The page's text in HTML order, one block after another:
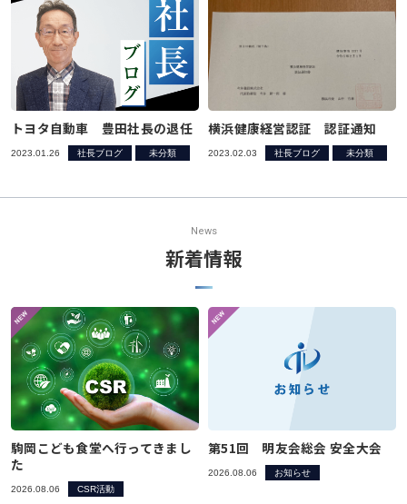
トヨタ自動車 豊田社長の退任
2023.01.26 社長ブログ 未分類
横浜健康経営認証 認証通知
2023.02.03 社長ブログ 未分類
News
新着情報
駒岡こども食堂へ行ってきまし
た
2026.08.06 CSR活動
第51回 明友会総会 安全大会
2026.08.06 お知らせ